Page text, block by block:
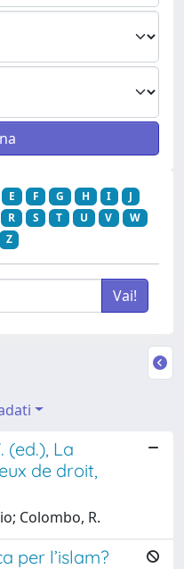
E F G H I
J
R S T U V
W
Z
(ed.), La
de droit,
Colombo, R.
per l’islam?